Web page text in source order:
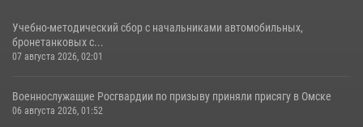
Учебно-методический сбор с начальниками автомобильных,
бронетанковых с...
07 августа 2026, 02:01
Военнослужащие Росгвардии по призыву приняли присягу в Омске
06 августа 2026, 01:52